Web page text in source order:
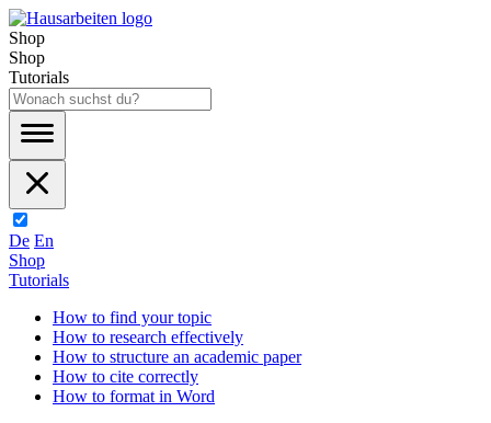
Shop
Shop
Tutorials
De En
Shop
Tutorials
How to find your topic
How to research effectively
How to structure an academic paper
How to cite correctly
How to format in Word